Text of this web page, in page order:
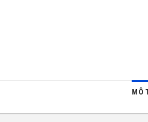
MÔ